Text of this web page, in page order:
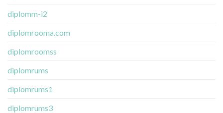
diplomm-i2
diplomrooma.com
diplomroomss
diplomrums
diplomrums1
diplomrums3